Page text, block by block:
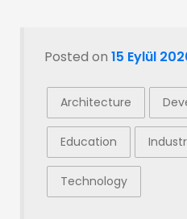
Posted on 15 Eylül
Architecture
Education
Technology